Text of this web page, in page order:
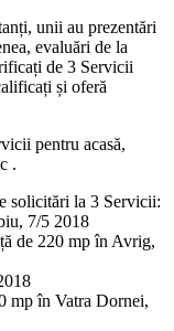
unii au prezentări
evaluări de la
de 3 Servicii
și oferă
pentru acasă,
.
solicitări la 3 Servicii:
7/5 2018
de 220 mp în Avrig,
mp în Vatra Dornei,